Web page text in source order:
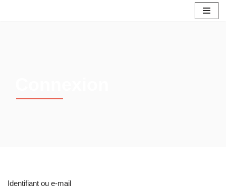
Identifiant ou e-mail